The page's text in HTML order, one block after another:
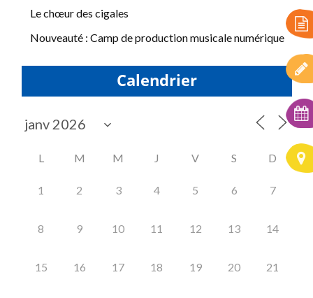
Le chœur des cigales
Nouveauté : Camp de production musicale numérique
Calendrier
L M M J V S D
1 2 3 4 5 6 7
8 9 10 11 12 13 14
15 16 17 18 19 20 21